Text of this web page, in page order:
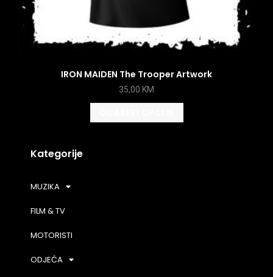
Kategorije
MUZIKA
FILM & TV
MOTORISTI
ODJEĆA
IRON MAIDEN The Trooper Artwork
35,00 KM